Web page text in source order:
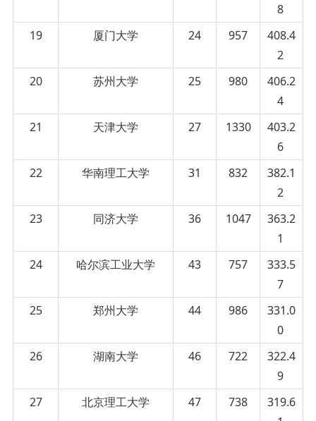
8
19
厦门大学 24 957
408.4
2
20
苏州大学 25 980
406.2
4
21
天津大学 27 1330
403.2
6
22
华南理工大学 31 832
382.1
2
23
同济大学 36 1047
363.2
1
24
哈尔滨工业大学 43 757
333.5
7
25
郑州大学 44 986
331.0
0
26
湖南大学 46 722
322.4
9
27
北京理工大学 47 738
319.6